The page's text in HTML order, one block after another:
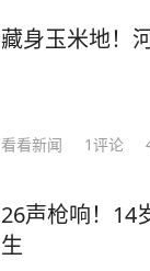
藏身玉米地！
看看新闻 1评论
26声枪响！14
生